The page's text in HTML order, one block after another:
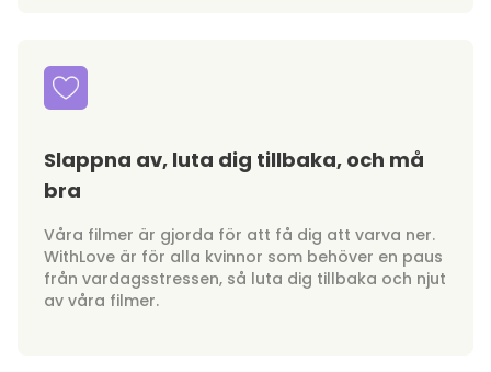
Slappna av, luta dig tillbaka, och må
bra
Våra filmer är gjorda för att få dig att varva ner.
WithLove är för alla kvinnor som behöver en paus
från vardagsstressen, så luta dig tillbaka och njut
av våra filmer.